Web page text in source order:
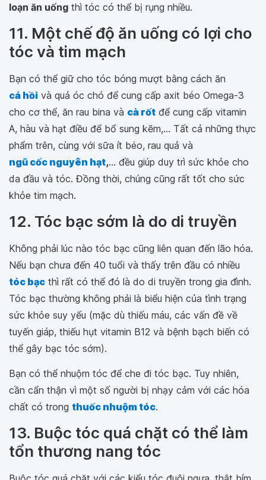
loạn ăn uống thì tóc có thể bị rụng nhiều.
11. Một chế độ ăn uống có lợi cho
tóc và tim mạch
Bạn có thể giữ cho tóc bóng mượt bằng cách ăn
cá hồi và quả óc chó để cung cấp axit béo Omega-3
cho cơ thể, ăn rau bina và cà rốt để cung cấp vitamin
A, hàu và hạt điều để bổ sung kẽm,... Tất cả những thực
phẩm trên, cùng với sữa ít béo, rau quả và
ngũ cốc nguyên hạt,... đều giúp duy trì sức khỏe cho
da đầu và tóc. Đồng thời, chúng cũng rất tốt cho sức
khỏe tim mạch.
12. Tóc bạc sớm là do di truyền
Không phải lúc nào tóc bạc cũng liên quan đến lão hóa.
Nếu bạn chưa đến 40 tuổi và thấy trên đầu có nhiều
tóc bạc thì rất có thể đó là do di truyền trong gia đình.
Tóc bạc thường không phải là biểu hiện của tình trạng
sức khỏe suy yếu (mặc dù thiếu máu, các vấn đề về
tuyến giáp, thiếu hụt vitamin B12 và bệnh bạch biến có
thể gây bạc tóc sớm).
Bạn có thể nhuộm tóc để che đi tóc bạc. Tuy nhiên,
cần cẩn thận vì một số người bị nhạy cảm với các hóa
chất có trong thuốc nhuộm tóc.
13. Buộc tóc quá chặt có thể làm
tổn thương nang tóc